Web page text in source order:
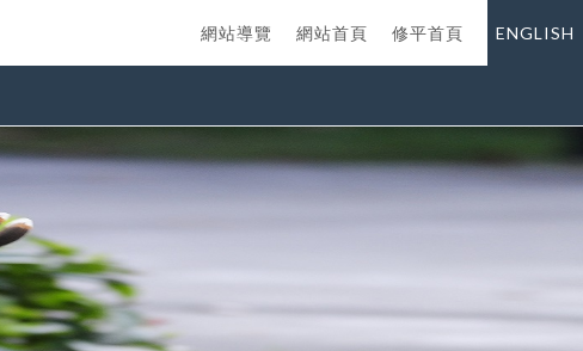
網站導覽 網站首頁 修平首頁 ENGLISH